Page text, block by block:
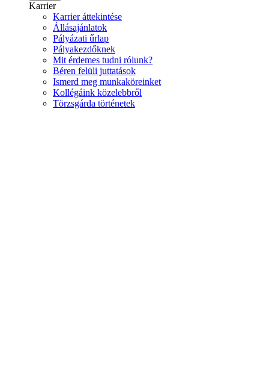
Karrier
Karrier áttekintése
Állásajánlatok
Pályázati űrlap
Pályakezdőknek
Mit érdemes tudni rólunk?
Béren felüli juttatások
Ismerd meg munkaköreinket
Kollégáink közelebbről
Törzsgárda történetek